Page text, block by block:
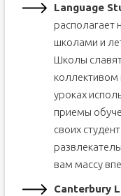
Language
располагает
школами и
Школы
коллективом
уроках
приемы
своих
вам массу
Canterbury